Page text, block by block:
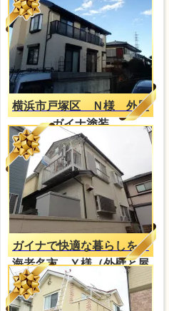
横浜市戸塚区 Ｎ様 外壁
ガイナ塗装
ガイナで快適な暮らしを
海老名市 Ｙ様（外壁と屋
根共に、ガイナ）